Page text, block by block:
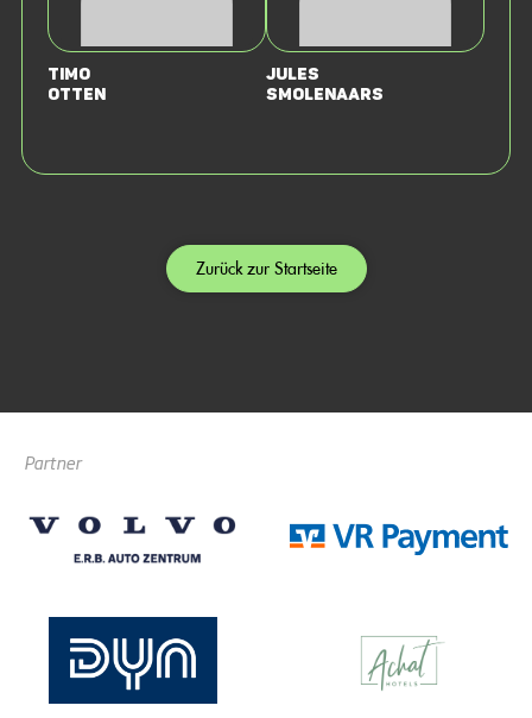
Timo
Otten
Jules
Smolenaars
Zurück zur Startseite
Partner